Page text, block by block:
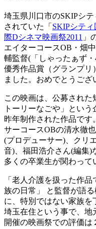
埼玉県川口市のSKIPシ
されていた「 SKIPシティ
際Dシネマ映画祭2011 」
エイターコースOB・畑
輔監督(「しゃったぁず
優秀作品賞（グランプリ
ました。おめでとうござ
この映画は、公募され
トーリーなごや」という
昨年制作された作品です
サーコースOBの清水徹
(プロデューサー)、クリ
音)、福田浩介さん(編集)
多くの卒業生が関わって
「老人介護を扱った作
族の日常」 と監督が語る
に、特別ではない家族を
埼玉在住という事で、地
開催の映画祭での評価は